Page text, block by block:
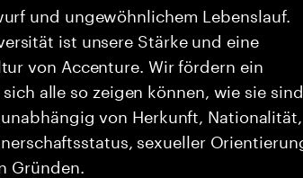
und ungewöhnlichem Lebenslauf.
ist unsere Stärke und eine
von Accenture. Wir fördern ein
alle so zeigen können, wie sie
von Herkunft, Nationalität,
sexueller
Gründen.